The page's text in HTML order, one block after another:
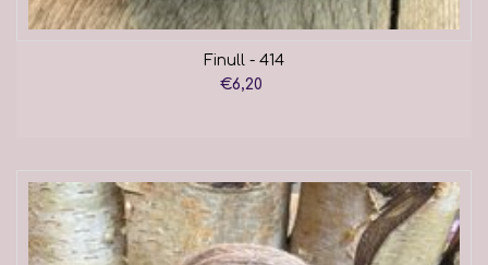
Finull - 414
€6,20